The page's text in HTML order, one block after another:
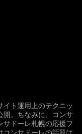
ト運用上のテクニッ
開。ちなみに、コンサ
ドーレ札幌の応援フ
コンサドーレの話題は